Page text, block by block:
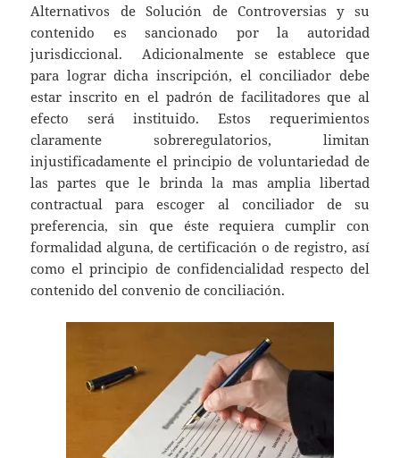
Alternativos de Solución de Controversias y su
contenido es sancionado por la autoridad
jurisdiccional. Adicionalmente se establece que
para lograr dicha inscripción, el conciliador debe
estar inscrito en el padrón de facilitadores que al
efecto será instituido. Estos requerimientos
claramente sobreregulatorios, limitan
injustificadamente el principio de voluntariedad de
las partes que le brinda la mas amplia libertad
contractual para escoger al conciliador de su
preferencia, sin que éste requiera cumplir con
formalidad alguna, de certificación o de registro, así
como el principio de confidencialidad respecto del
contenido del convenio de conciliación.